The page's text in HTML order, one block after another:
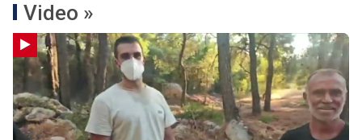
Video »